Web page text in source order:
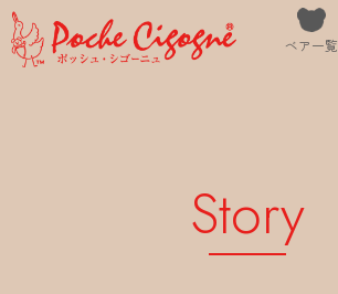
ベア一覧
Story